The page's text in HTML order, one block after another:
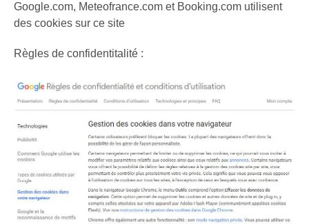
Google.com, Meteofrance.com et Booking.com utilisent
des cookies sur ce site
Règles de confidentitalité :